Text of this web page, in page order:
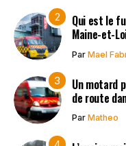
Qui est le
Maine-et-
Par Mael
Un motard
de route
Par Matheo